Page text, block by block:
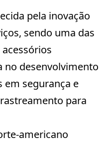
pela inovação
sendo uma das
no desenvolvimento
em segurança e
para
americano